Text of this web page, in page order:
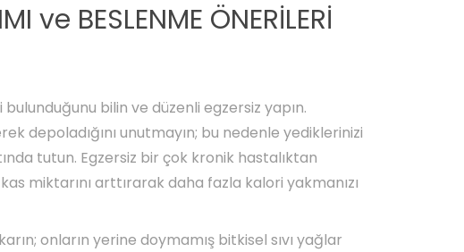
ve BESLENME ÖNERİLERİ
bilin ve düzenli egzersiz yapın.
depoladığını unutmayın; bu nedenle yediklerinizi
tutun. Egzersiz bir çok kronik hastalıktan
miktarını arttırarak daha fazla kalori yakmanızı
onların yerine doymamış bitkisel sıvı yağlar